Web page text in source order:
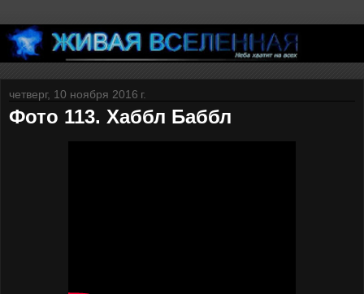
четверг, 10 ноября 2016 г.
Фото 113. Хаббл Баббл